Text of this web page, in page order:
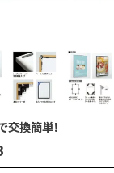
引法表示
イド
交換簡単！